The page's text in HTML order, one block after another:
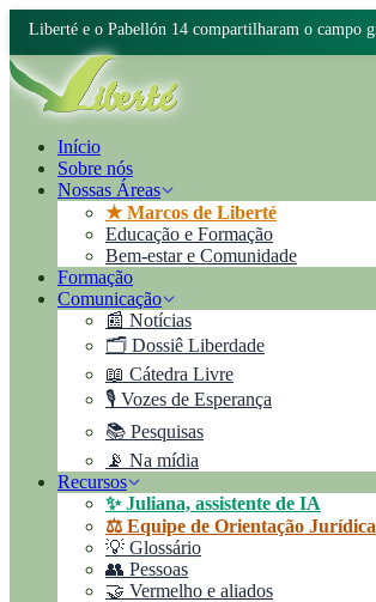
Início
Sobre nós
Nossas Áreas
★ Marcos de Liberté
Educação e Formação
Bem-estar e Comunidade
Formação
Comunicação
📰 Notícias
🗂️ Dossiê Liberdade
📖 Cátedra Livre
🎙️ Vozes de Esperança
📚 Pesquisas
📡 Na mídia
Recursos
✨ Juliana, assistente de IA
⚖️ Equipe de Orientação Jurídica
💡 Glossário
👥 Pessoas
🤝 Vermelho e aliados